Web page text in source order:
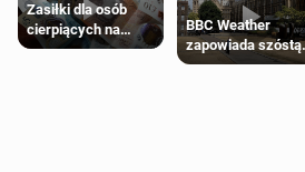
Zasiłki dla osób
cierpiących na
schorzenia
BBC Weather
zapowiada szóstą
falę upałów w